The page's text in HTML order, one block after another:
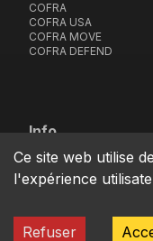
COFRA
COFRA USA
COFRA MOVE
COFRA DEFEND
Info
location_on
Via dell’Euro 53-57-
76121 Barletta - BT -
ITALIA
Ce site web utilise
l'expérience
Refuser